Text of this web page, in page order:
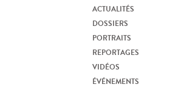
ACTUALITÉS
DOSSIERS
PORTRAITS
REPORTAGES
VIDÉOS
ÉVÉNEMENTS